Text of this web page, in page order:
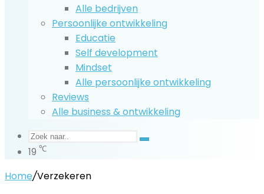
Alle bedrijven
Persoonlijke ontwikkeling
Educatie
Self development
Mindset
Alle persoonlijke ontwikkeling
Reviews
Alle business & ontwikkeling
Zoek
19 ℃
Home/Verzekeren